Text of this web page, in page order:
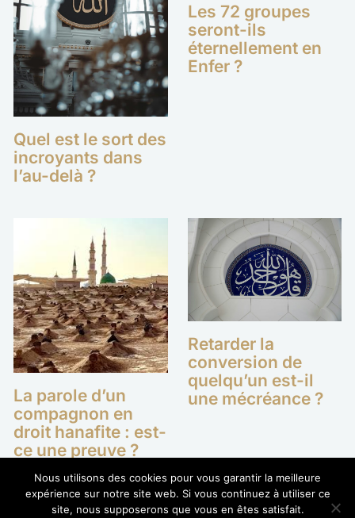
Quel est le sort des
incroyants dans
l’au-delà ?
Les 72 groupes
seront-ils
éternellement en
Enfer ?
La parole d’un
compagnon en
droit hanafite : est-
ce une preuve ?
Retarder la
conversion de
quelqu’un est-il
une mécréance ?
Nous utilisons des cookies pour vous garantir la meilleure
expérience sur notre site web. Si vous continuez à utiliser ce
site, nous supposerons que vous en êtes satisfait.